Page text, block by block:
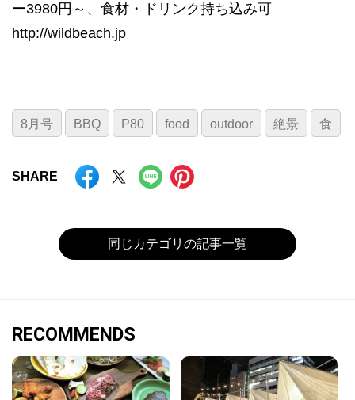
ー3980円～、食材・ドリンク持ち込み可
http://wildbeach.jp
8月号 BBQ P80 food outdoor 絶景 食
SHARE
同じカテゴリの記事一覧
RECOMMENDS